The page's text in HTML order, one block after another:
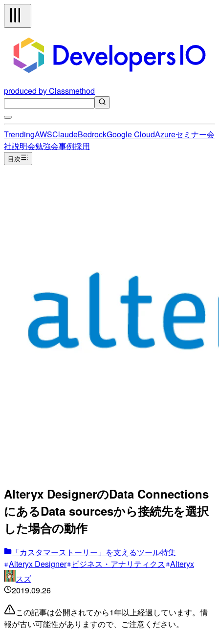
produced by Classmethod
TrendingAWSClaudeBedrockGoogle CloudAzureセミナー会
社説明会勉強会事例採用
目次
Alteryx DesignerのData Connections
にあるData sourcesから接続先を選択
した場合の動作
「カスタマーストーリー」を支えるツール特集
Alteryx Designer ビジネス・アナリティクス Alteryx
スズ
2019.09.26
この記事は公開されてから1年以上経過しています。情
報が古い可能性がありますので、ご注意ください。